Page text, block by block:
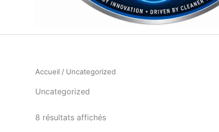
Accueil / Uncategorized
Uncategorized
8 résultats affichés